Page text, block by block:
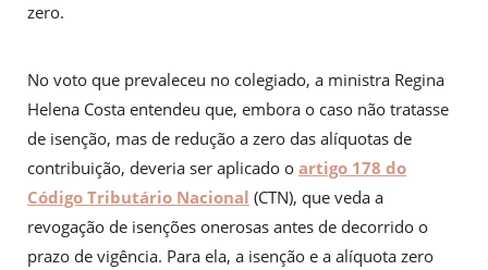
zero.
No voto que prevaleceu no colegiado, a ministra Regina
Helena Costa entendeu que, embora o caso não tratasse
de isenção, mas de redução a zero das alíquotas de
contribuição, deveria ser aplicado o artigo 178 do
Código Tributário Nacional (CTN), que veda a
revogação de isenções onerosas antes de decorrido o
prazo de vigência. Para ela, a isenção e a alíquota zero